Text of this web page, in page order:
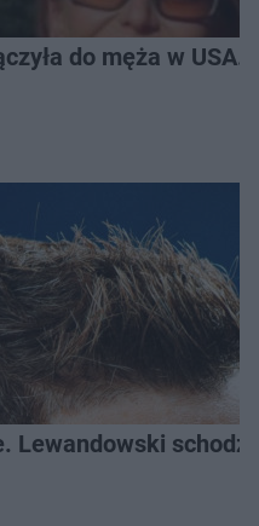
do męża w
Lewandowski